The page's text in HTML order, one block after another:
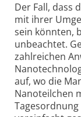
Der Fall, dass
mit ihrer
sein könnten,
unbeachtet.
zahlreichen
auf, wo die
Nanoteilchen